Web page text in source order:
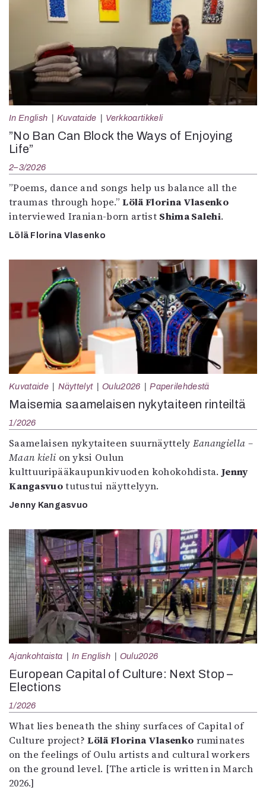
In English Kuvataide Verkkoartikkeli
”No Ban Can Block the Ways of Enjoying
Life”
2–3/2026
”Poems, dance and songs help us balance all the
traumas through hope.”Lölä Florina Vlasenko
interviewed Iranian-born artist Shima Salehi.
Lölä Florina Vlasenko
Kuvataide Näyttelyt Oulu2026 Paperilehdestä
Maisemia saamelaisen nykytaiteen rinteiltä
1/2026
Saamelaisen nykytaiteen suurnäyttely Eanangiella –
Maan kieli on yksi Oulun
kulttuuripääkaupunkivuoden kohokohdista.Jenny
Kangasvuotutustui näyttelyyn.
Jenny Kangasvuo
Ajankohtaista In English Oulu2026
European Capital of Culture: Next Stop –
Elections
1/2026
What lies beneath the shiny surfaces of Capital of
Culture project?Lölä Florina Vlasenko ruminates
on the feelings of Oulu artists and cultural workers
on the ground level. [The article is written in March
2026.]